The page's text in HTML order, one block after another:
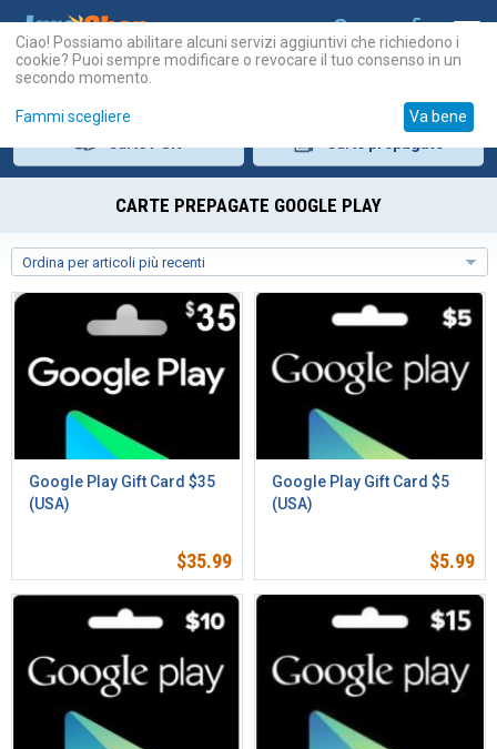
CARTE PREPAGATE GOOGLE PLAY
Ordina per articoli più recenti
Google Play Gift Card $35
(USA)
$35.99
Google Play Gift Card $5
(USA)
$5.99
Ciao! Possiamo abilitare alcuni servizi aggiuntivi che richiedono i
cookie? Puoi sempre modificare o revocare il tuo consenso in un
secondo momento.
Fammi scegliere Va bene